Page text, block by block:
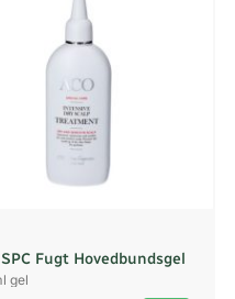
SPC Fugt Hovedbundsgel
gel